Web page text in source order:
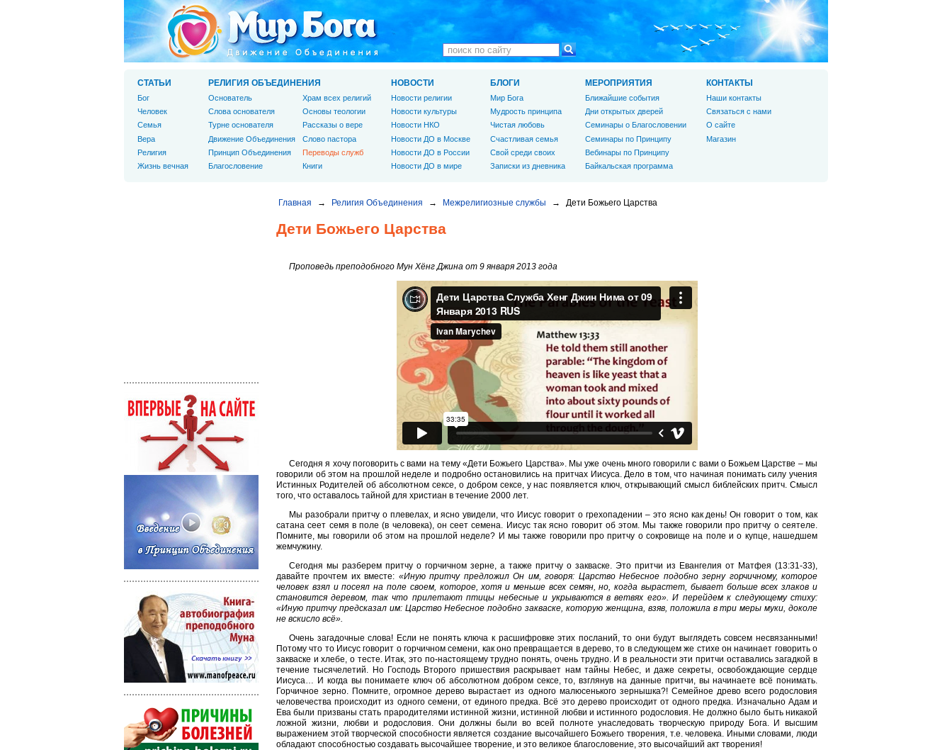
Главная → Религия Объединения → Межрелигиозные службы → Дети Божьего Царства
Дети Божьего Царства
Проповедь преподобного Мун Хёнг Джина от 9 января 2013 года
Сегодня я хочу поговорить с вами на тему «Дети Божьего Царства». Мы уже очень много говорили с вами о Божьем Царстве – мы
говорили об этом на прошлой неделе и подробно остановились на притчах Иисуса. Дело в том, что начиная понимать силу учения
Истинных Родителей об абсолютном сексе, о добром сексе, у нас появляется ключ, открывающий смысл библейских притч. Смысл
того, что оставалось тайной для христиан в течение 2000 лет.
Мы разобрали притчу о плевелах, и ясно увидели, что Иисус говорит о грехопадении – это ясно как день! Он говорит о том, как
сатана сеет семя в поле (в человека), он сеет семена. Иисус так ясно говорит об этом. Мы также говорили про притчу о сеятеле.
Помните, мы говорили об этом на прошлой неделе? И мы также говорили про притчу о сокровище на поле и о купце, нашедшем
жемчужину.
Сегодня мы разберем притчу о горчичном зерне, а также притчу о закваске. Это притчи из Евангелия от Матфея (13:31-33),
давайте прочтем их вместе: «Иную притчу предложил Он им, говоря: Царство Небесное подобно зерну горчичному, которое
человек взял и посеял на поле своем, которое, хотя и меньше всех семян, но, когда вырастет, бывает больше всех злаков и
становится деревом, так что прилетают птицы небесные и укрываются в ветвях его». И перейдем к следующему стиху:
«Иную притчу предсказал им: Царство Небесное подобно закваске, которую женщина, взяв, положила в три меры муки, доколе
не вскисло всё».
Очень загадочные слова! Если не понять ключа к расшифровке этих посланий, то они будут выглядеть совсем несвязанными!
Потому что то Иисус говорит о горчичном семени, как оно превращается в дерево, то в следующем же стихе он начинает говорить о
закваске и хлебе, о тесте. Итак, это по-настоящему трудно понять, очень трудно. И в реальности эти притчи оставались загадкой в
течение тысячелетий. Но Господь Второго пришествия раскрывает нам тайны Небес, и даже секреты, освобождающие сердце
Иисуса… И когда вы понимаете ключ об абсолютном добром сексе, то, взглянув на данные притчи, вы начинаете всё понимать.
Горчичное зерно. Помните, огромное дерево вырастает из одного малюсенького зернышка?! Семейное древо всего родословия
человечества происходит из одного семени, от единого предка. Всё это дерево происходит от одного предка. Изначально Адам и
Ева были призваны стать прародителями истинной жизни, истинной любви и истинного родословия. Не должно было быть никакой
ложной жизни, любви и родословия. Они должны были во всей полноте унаследовать творческую природу Бога. И высшим
выражением этой творческой способности является создание высочайшего Божьего творения, т.е. человека. Иными словами, люди
обладают способностью создавать высочайшее творение, и это великое благословение, это высочайший акт творения!
СТАТЬИ
Бог
Человек
Cемья
Вера
Религия
Жизнь вечная
РЕЛИГИЯ ОБЪЕДИНЕНИЯ
Основатель
Слова основателя
Турне основателя
Движение Объединения
Принцип Объединения
Благословение
Храм всех религий
Основы теологии
Рассказы о вере
Слово пастора
Переводы служб
Книги
НОВОСТИ
Новости религии
Новости культуры
Новости НКО
Новости ДО в Москве
Новости ДО в России
Новости ДО в мире
БЛОГИ
Мир Бога
Мудрость принципа
Чистая любовь
Счастливая семья
Свой среди своих
Записки из дневника
МЕРОПРИЯТИЯ
Ближайшие события
Дни открытых дверей
Семинары о Благословении
Семинары по Принципу
Вебинары по Принципу
Байкальская программа
КОНТАКТЫ
Наши контакты
Связаться с нами
О сайте
Магазин